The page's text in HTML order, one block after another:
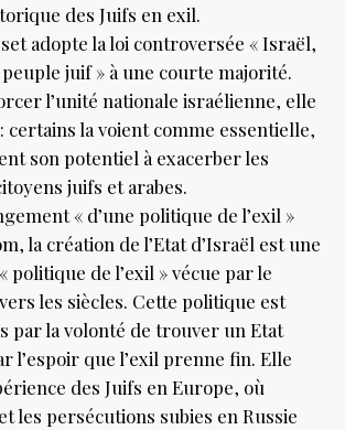
des Juifs en exil.
adopte la loi controversée « Israël,
juif » à une courte majorité.
l’unité nationale israélienne, elle
certains la voient comme essentielle,
son potentiel à exacerber les
juifs et arabes.
« d’une politique de l’exil »
la création de l’Etat d’Israël est une
politique de l’exil » vécue par le
les siècles. Cette politique est
par la volonté de trouver un Etat
l’espoir que l’exil prenne fin. Elle
des Juifs en Europe, où
les persécutions subies en Russie